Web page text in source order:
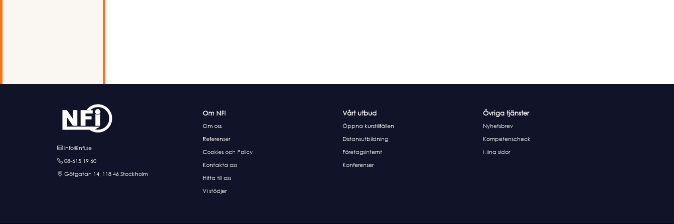
info@nfi.se
08-615 19 60
Götgatan 14, 118 46 Stockholm
Om NFI
Om oss
Referenser
Cookies och Policy
Kontakta oss
Hitta till oss
Vi stödjer
Vårt utbud
Öppna kurstillfällen
Distansutbildning
Företagsinternt
Konferenser
Övriga tjänster
Nyhetsbrev
Kompetenscheck
Mina sidor